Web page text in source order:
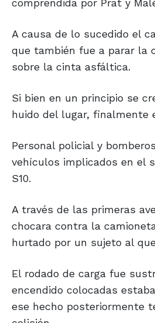
que también fue a parar la
sobre la cinta asfáltica.
huido del lugar, finalmente
vehículos implicados en el
S10.
chocara contra la
hurtado por un sujeto al
encendido colocadas
ese hecho posteriormente
colisión.